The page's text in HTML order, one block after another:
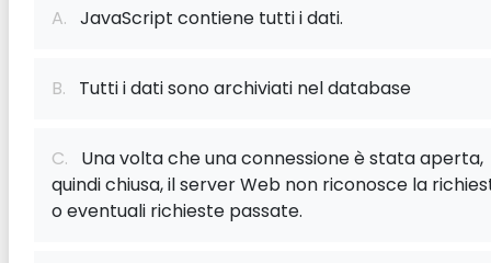
A. JavaScript contiene tutti i dati.
B. Tutti i dati sono archiviati nel database
C. Una volta che una connessione è stata aperta,
quindi chiusa, il server Web non riconosce la
o eventuali richieste passate.